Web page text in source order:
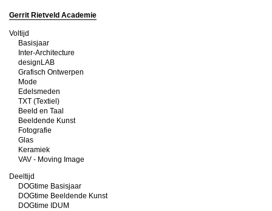
Gerrit Rietveld Academie
Voltijd
Basisjaar
Inter-Architecture
designLAB
Grafisch Ontwerpen
Mode
Edelsmeden
TXT (Textiel)
Beeld en Taal
Beeldende Kunst
Fotografie
Glas
Keramiek
VAV - Moving Image
Deeltijd
DOGtime Basisjaar
DOGtime Beeldende Kunst
DOGtime IDUM